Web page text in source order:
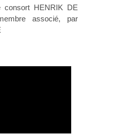
consort HENRIK DE
associé, par